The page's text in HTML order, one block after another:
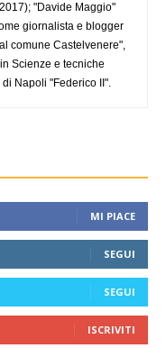
"Davide Maggio"
giornalista e blogger
comune Castelvenere",
Scienze e tecniche
Napoli "Federico II".
MI PIACE
SEGUI
SEGUI
ISCRIVITI